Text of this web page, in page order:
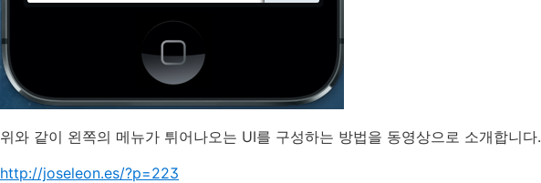
위와 같이 왼쪽의 메뉴가 튀어나오는 UI를 구성하는 방법을 동영상으로 소개합니다.
http://joseleon.es/?p=223